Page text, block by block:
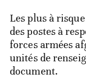
Les plus à
des postes à
forces armées
unités de
document.